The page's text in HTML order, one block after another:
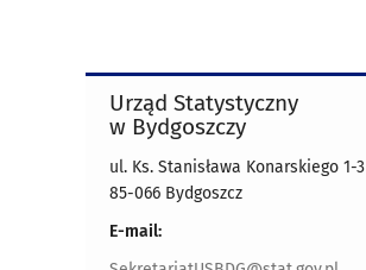
Urząd Statystyczny
w Bydgoszczy
ul. Ks. Stanisława Konarskiego 1-3
85-066 Bydgoszcz
E-mail: